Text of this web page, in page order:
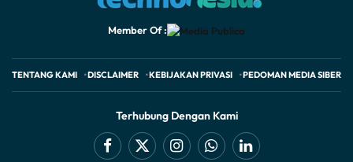
Member Of :
TENTANG KAMI DISCLAIMER KEBIJAKAN PRIVASI PEDOMAN MEDIA SIBER
Terhubung Dengan Kami
Facebook
X InstagramWhatsAppLinkedIn